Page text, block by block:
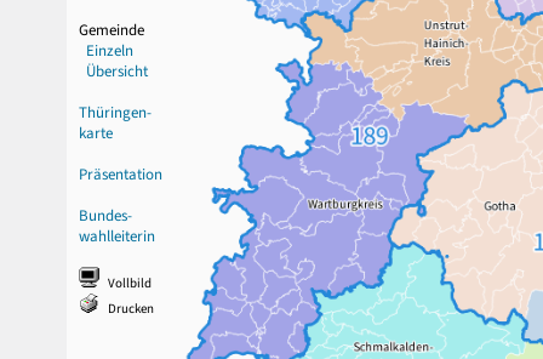
Gemeinde
Einzeln
Übersicht
Thüringen-
karte
Präsentation
Bundes-
wahlleiterin
Vollbild
Drucken